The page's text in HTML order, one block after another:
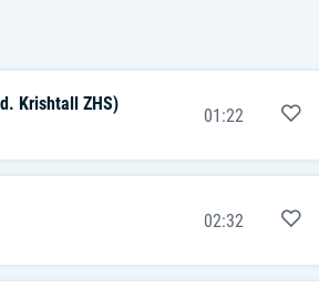
Krishtall ZHS)
01:22
02:32